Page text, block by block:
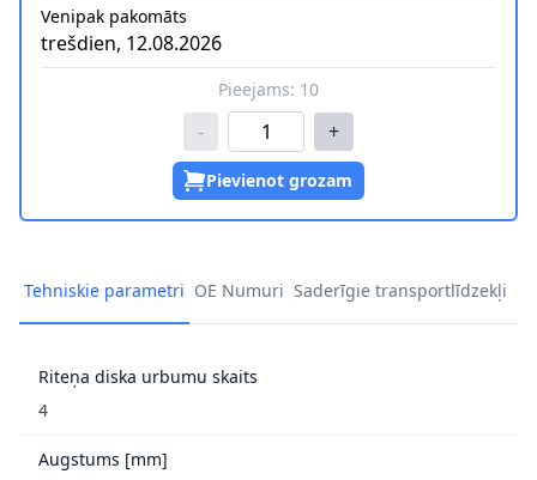
Venipak pakomāts
trešdien, 12.08.2026
Pieejams: 10
- +
Pievienot grozam
Tehniskie parametri OE Numuri Saderīgie transportlīdzekļi
Riteņa diska urbumu skaits
4
Augstums [mm]